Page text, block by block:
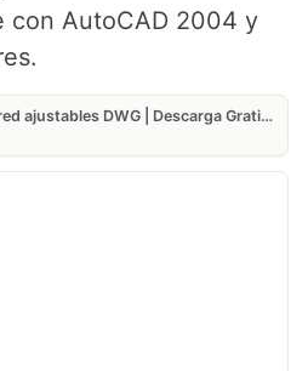
con AutoCAD 2004 y
Apliques de pared ajustables DWG | Descarga Gratis AutoCAD